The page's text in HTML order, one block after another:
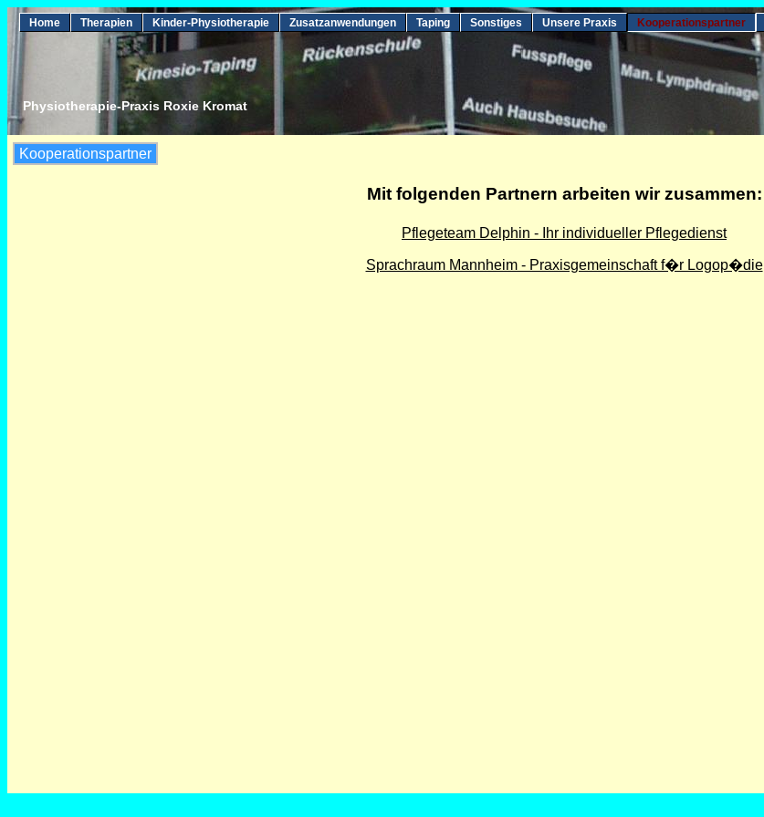
Home Therapien Kinder-Physiotherapie Zusatzanwendungen Taping Sonstiges Unsere Praxis Kooperationspartner
Physiotherapie-Praxis Roxie Kromat
Kooperationspartner
Mit folgenden Partnern arbeiten wir zusammen:
Pflegeteam Delphin - Ihr individueller Pflegedienst
Sprachraum Mannheim - Praxisgemeinschaft f�r Logop�die